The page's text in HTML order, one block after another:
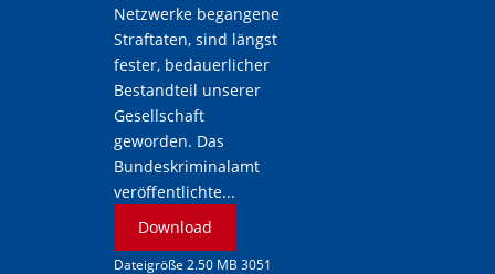
Netzwerke begangene
Straftaten, sind längst
fester, bedauerlicher
Bestandteil unserer
Gesellschaft
geworden. Das
Bundeskriminalamt
veröffentlichte...
Download
Dateigröße 2.50 MB 3051